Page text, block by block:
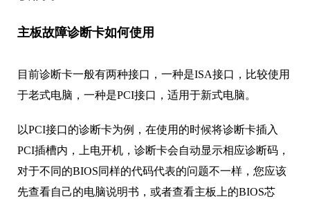
主板故障诊断卡如何使用
目前诊断卡一般有两种接口，一种是ISA接口，比较使用
于老式电脑，一种是PCI接口，适用于新式电脑。
以PCI接口的诊断卡为例，在使用的时候将诊断卡插入
PCI插槽内，上电开机，诊断卡会自动显示相应诊断码，
对于不同的BIOS同样的代码代表的问题不一样，您应该
先查看自己的电脑说明书，或者查看主板上的BIOS芯